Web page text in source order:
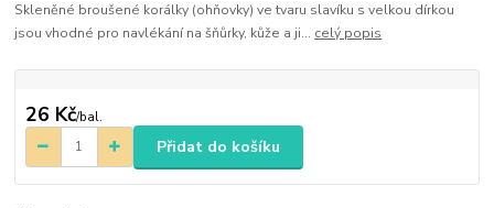
Skleněné broušené korálky (ohňovky) ve tvaru slavíku s velkou dírkou
jsou vhodné pro navlékání na šňůrky, kůže a ji... celý popis
26 Kč/bal.
Přidat do košíku